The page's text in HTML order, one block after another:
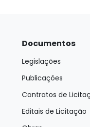
Documentos
Legislações
Publicações
Contratos de
Editais de Licitação